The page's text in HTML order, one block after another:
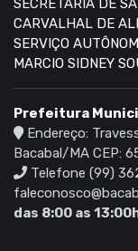
SECRETARIA DE
CARVALHAL DE
SERVIÇO
MARCIO SIDNEY
Prefeitura
Endereço:
Bacabal/MA CEP:
Telefone (99)
das 8:00 as